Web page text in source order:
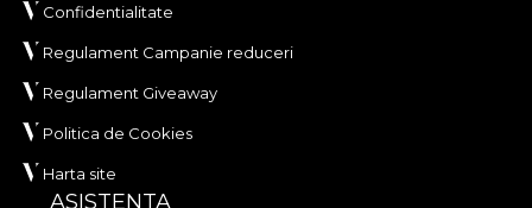
Confidentialitate
Regulament Campanie reduceri
Regulament Giveaway
Politica de Cookies
Harta site
ASISTENTA